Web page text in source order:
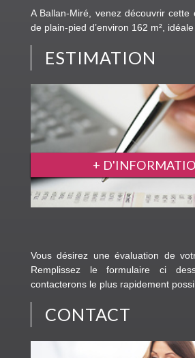
Idéalement situé à quelques pas
de La Riche, ce magnifique
+
Vous désirez une évaluation de
Remplissez le formulaire ci